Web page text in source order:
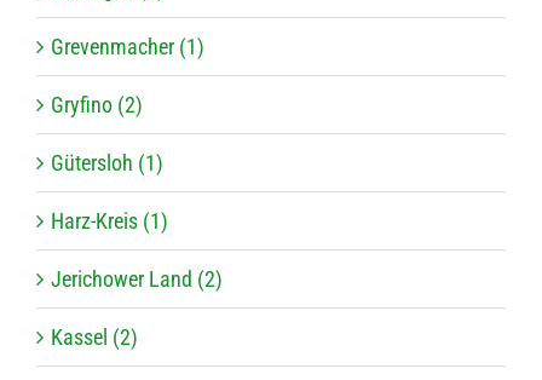
Grevenmacher (1)
Gryfino (2)
Gütersloh (1)
Harz-Kreis (1)
Jerichower Land (2)
Kassel (2)